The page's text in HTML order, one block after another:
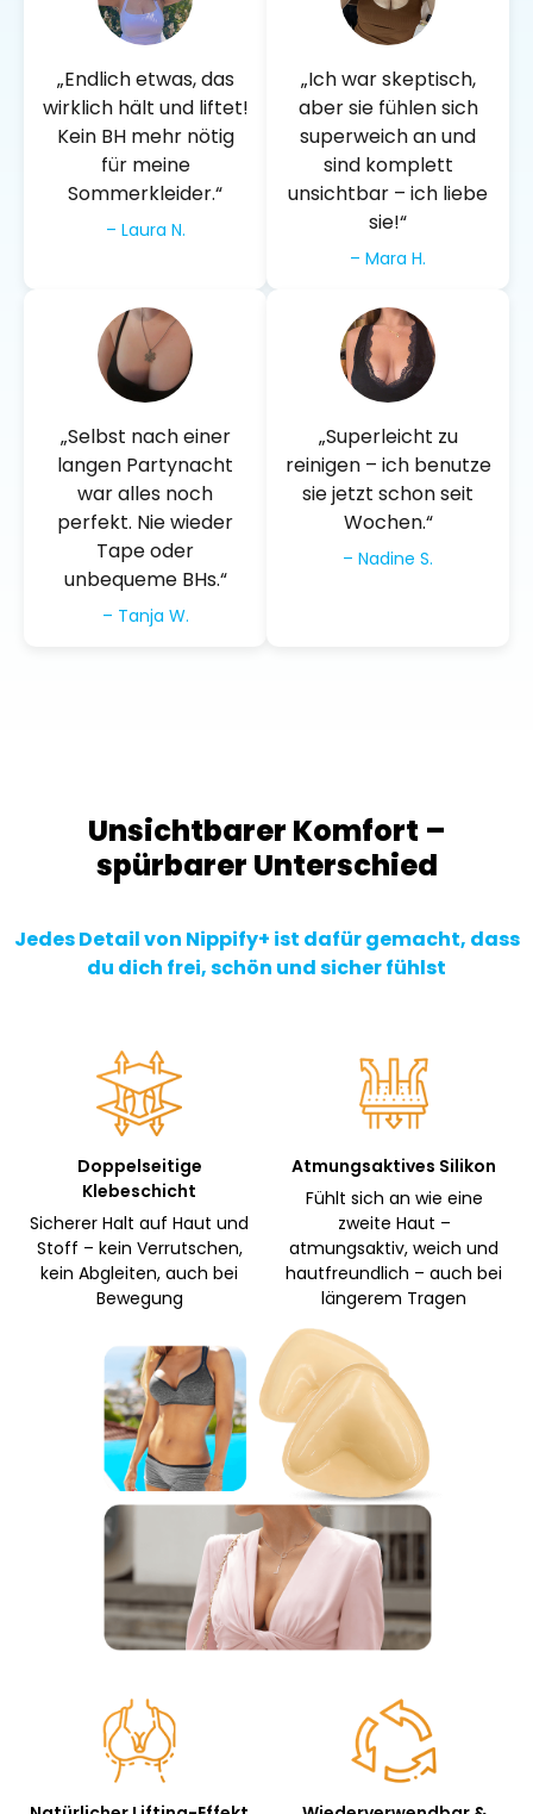
„Endlich etwas, das
wirklich hält und liftet!
Kein BH mehr nötig
für meine
Sommerkleider.“
– Laura N.
„Ich war skeptisch,
aber sie fühlen sich
superweich an und
sind komplett
unsichtbar – ich liebe
sie!“
– Mara H.
„Selbst nach einer
langen Partynacht
war alles noch
perfekt. Nie wieder
Tape oder
unbequeme BHs.“
– Tanja W.
„Superleicht zu
reinigen – ich benutze
sie jetzt schon seit
Wochen.“
– Nadine S.
Unsichtbarer Komfort –
spürbarer Unterschied
Jedes Detail von Nippify+ ist dafür gemacht, dass
du dich frei, schön und sicher fühlst
Doppelseitige
Klebeschicht
Sicherer Halt auf Haut und
Stoff – kein Verrutschen,
kein Abgleiten, auch bei
Bewegung
Atmungsaktives Silikon
Fühlt sich an wie eine
zweite Haut –
atmungsaktiv, weich und
hautfreundlich – auch bei
längerem Tragen